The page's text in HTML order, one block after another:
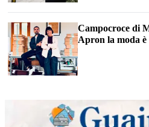
Campocroce di
Apron la moda è